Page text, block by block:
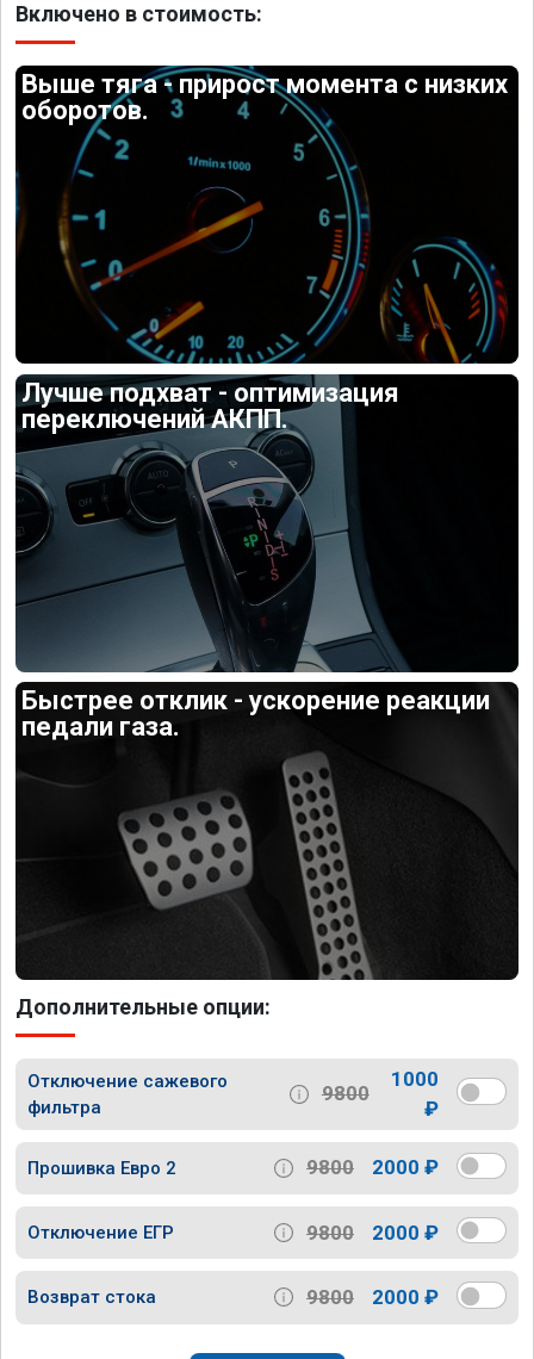
Включено в стоимость:
Выше тяга - прирост момента с низких
оборотов.
Лучше подхват - оптимизация
переключений АКПП.
Быстрее отклик - ускорение реакции
педали газа.
Дополнительные опции:
Отключение сажевого
фильтра
9800
1000
₽
Прошивка Евро 2 9800 2000 ₽
Отключение ЕГР 9800 2000 ₽
Возврат стока 9800 2000 ₽